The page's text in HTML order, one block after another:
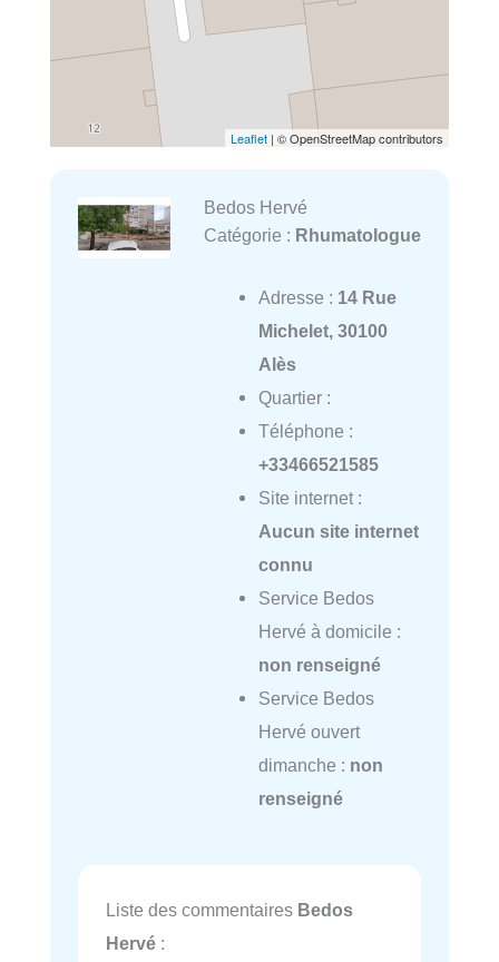
Leaflet | © OpenStreetMap contributors
Bedos Hervé
Catégorie : Rhumatologue
Adresse : 14 Rue
Michelet, 30100
Alès
Quartier :
Téléphone :
+33466521585
Site internet :
Aucun site internet
connu
Service Bedos
Hervé à domicile :
non renseigné
Service Bedos
Hervé ouvert
dimanche : non
renseigné
Liste des commentaires Bedos
Hervé :